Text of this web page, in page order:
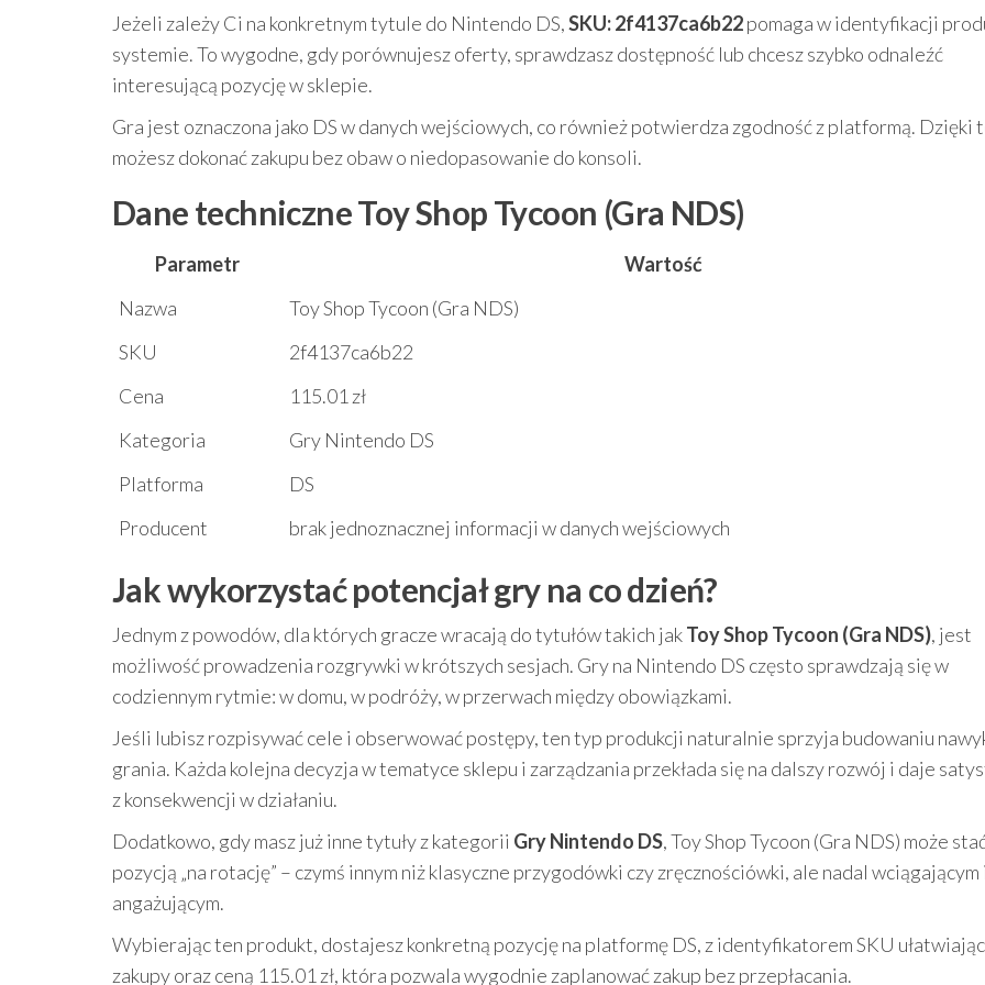
Jeżeli zależy Ci na konkretnym tytule do Nintendo DS,SKU: 2f4137ca6b22pomaga w identyfikacji
systemie. To wygodne, gdy porównujesz oferty, sprawdzasz dostępność lub chcesz szybko odnaleźć
interesującą pozycję w sklepie.
Gra jest oznaczona jako DS w danych wejściowych, co również potwierdza zgodność z platformą. Dzięki
możesz dokonać zakupu bez obaw o niedopasowanie do konsoli.
Dane techniczne Toy Shop Tycoon (Gra NDS)
Parametr
Wartość
Nazwa
Toy Shop Tycoon (Gra NDS)
SKU
2f4137ca6b22
Cena
115.01 zł
Kategoria
Gry Nintendo DS
Platforma
DS
Producent
brak jednoznacznej informacji w danych wejściowych
Jak wykorzystać potencjał gry na co dzień?
Jednym z powodów, dla których gracze wracają do tytułów takich jakToy Shop Tycoon (Gra NDS), jest
możliwość prowadzenia rozgrywki w krótszych sesjach. Gry na Nintendo DS często sprawdzają się w
codziennym rytmie: w domu, w podróży, w przerwach między obowiązkami.
Jeśli lubisz rozpisywać cele i obserwować postępy, ten typ produkcji naturalnie sprzyja budowaniu
grania. Każda kolejna decyzja w tematyce sklepu i zarządzania przekłada się na dalszy rozwój i daje
z konsekwencji w działaniu.
Dodatkowo, gdy masz już inne tytuły z kategorii Gry Nintendo DS, Toy Shop Tycoon (Gra NDS) może
pozycją „na rotację” – czymś innym niż klasyczne przygodówki czy zręcznościówki, ale nadal wciągającym i
angażującym.
Wybierając ten produkt, dostajesz konkretną pozycję na platformę DS, z identyfikatorem SKU
zakupy oraz ceną 115.01 zł, która pozwala wygodnie zaplanować zakup bez przepłacania.